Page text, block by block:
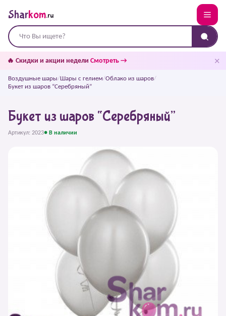
Sharkom.ru
🔥 Скидки и акции недели Смотреть → ✕
Воздушные шары/Шары с гелием/Облако из шаров/
Букет из шаров “Серебряный”
Букет из шаров “Серебряный”
Артикул: 2023● В наличии